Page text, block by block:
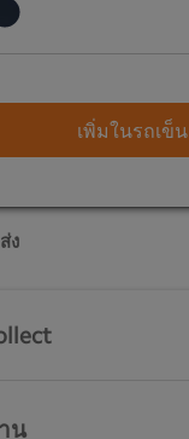
เพิ่มในรถเข็น
ง
น